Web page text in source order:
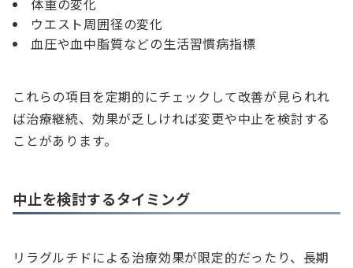
体重の変化
ウエスト周囲径の変化
血圧や血中脂質などの生活習慣病指標
これらの項目を定期的にチェックして改善が見られれ
ば治療継続、効果が乏しければ変更や中止を検討する
ことがあります。
中止を検討するタイミング
リラグルチドによる治療効果が限定的だったり、長期